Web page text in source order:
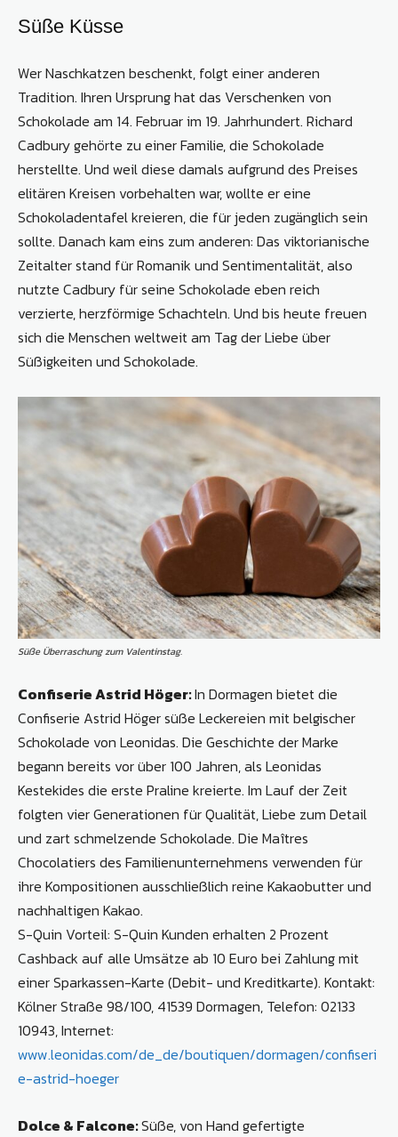
Süße Küsse
Wer Naschkatzen beschenkt, folgt einer anderen
Tradition. Ihren Ursprung hat das Verschenken von
Schokolade am 14. Februar im 19. Jahrhundert. Richard
Cadbury gehörte zu einer Familie, die Schokolade
herstellte. Und weil diese damals aufgrund des Preises
elitären Kreisen vorbehalten war, wollte er eine
Schokoladentafel kreieren, die für jeden zugänglich sein
sollte. Danach kam eins zum anderen: Das viktorianische
Zeitalter stand für Romanik und Sentimentalität, also
nutzte Cadbury für seine Schokolade eben reich
verzierte, herzförmige Schachteln. Und bis heute freuen
sich die Menschen weltweit am Tag der Liebe über
Süßigkeiten und Schokolade.
Süße Überraschung zum Valentinstag.
Confiserie Astrid Höger:In Dormagen bietet die
Confiserie Astrid Höger süße Leckereien mit belgischer
Schokolade von Leonidas. Die Geschichte der Marke
begann bereits vor über 100 Jahren, als Leonidas
Kestekides die erste Praline kreierte. Im Lauf der Zeit
folgten vier Generationen für Qualität, Liebe zum Detail
und zart schmelzende Schokolade. Die Maîtres
Chocolatiers des Familienunternehmens verwenden für
ihre Kompositionen ausschließlich reine Kakaobutter und
nachhaltigen Kakao.
S-Quin Vorteil: S-Quin Kunden erhalten 2 Prozent
Cashback auf alle Umsätze ab 10 Euro bei Zahlung mit
einer Sparkassen-Karte (Debit- und Kreditkarte). Kontakt:
Kölner Straße 98/100, 41539 Dormagen, Telefon: 02133
10943, Internet:
www.leonidas.com/de_de/boutiquen/dormagen/confiseri
e-astrid-hoeger
Dolce & Falcone:Süße, von Hand gefertigte